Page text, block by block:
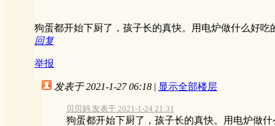
狗蛋都开始下厨了，孩子长的真快。用电炉做什么好吃
回复
举报
发表于 2021-1-27 06:18 | 显示全部楼层
贝贝妈 发表于 2021-1-24 21:31
狗蛋都开始下厨了，孩子长的真快。用电炉做